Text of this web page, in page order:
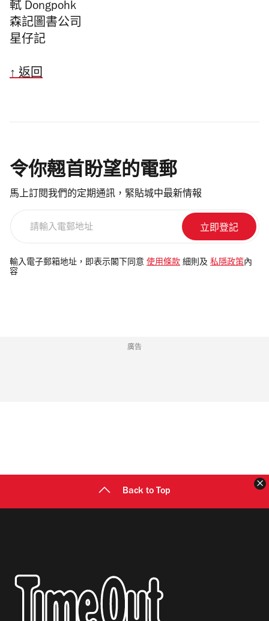
軾 Dongpohk
森記圖書公司
星仔記
↑ 返回
令你翹首盼望的電郵
馬上訂閱我們的定期通訊，緊貼城中最新情報
電
郵
輸入電子郵箱地址，即表示閣下同意 使用條款 細則及 私隱政策內
容
廣告
Back to Top